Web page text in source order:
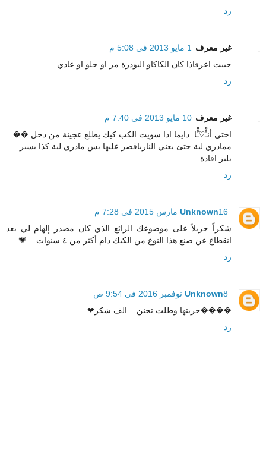
رد
غير معرف 1 مايو 2013 في 5:08 م
حبيت اعرفاذا كان الكاكاو البودرة مر او حلو او عادي
رد
غير معرف 10 مايو 2013 في 7:40 م
اختي أنـْْ♡ـْْا ‏​​​​ دايما ادا سويت الكب كيك يطلع عجينة من دخل ��
ممادري لية حتئ يعني النارىاقصر عليها بس مادري لية كذا يسير
بليز افادة
رد
Unknown16 مارس 2015 في 7:28 م
شكراً جزيلاً على موضوعك الرائع الذي كان مصدر إلهام لي بعد
انقطاع عن صنع هذا النوع من الكيك دام أكثر من ٤ سنوات....💗
رد
Unknown8 نوفمبر 2016 في 9:54 ص
����جربتها وطلت تجنن ...الف شكر❤
رد